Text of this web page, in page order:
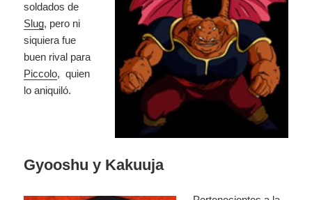
soldados de
Slug, pero ni
siquiera fue
buen rival para
Piccolo, quien
lo aniquiló.
Gyooshu y Kakuuja